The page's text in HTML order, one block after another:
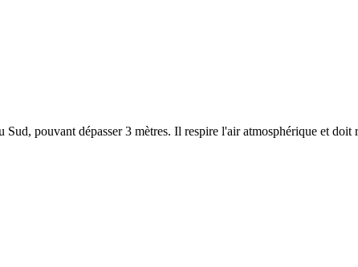
pouvant dépasser 3 mètres. Il respire l'air atmosphérique et doit